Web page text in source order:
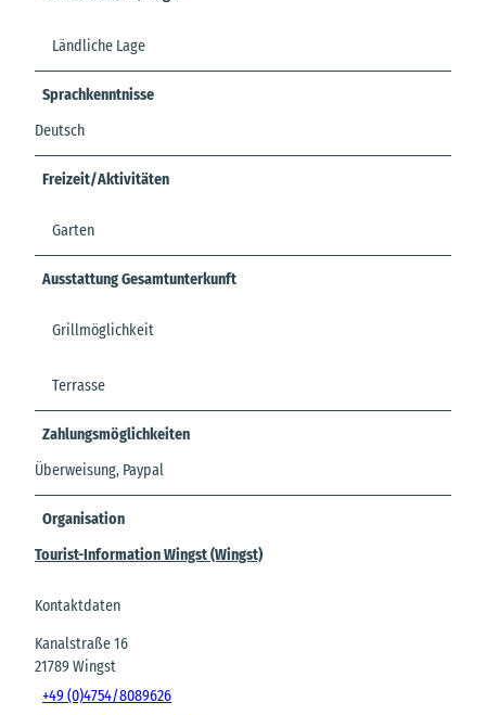
Ländliche Lage
Sprachkenntnisse
Deutsch
Freizeit/Aktivitäten
Garten
Ausstattung Gesamtunterkunft
Grillmöglichkeit
Terrasse
Zahlungsmöglichkeiten
Überweisung, Paypal
Organisation
Tourist-Information Wingst (Wingst)
Kontaktdaten
Kanalstraße 16
21789Wingst
+49 (0)4754/8089626